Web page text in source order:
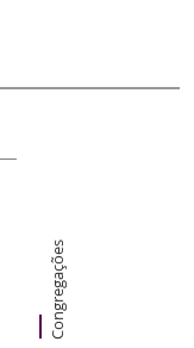
Congregações